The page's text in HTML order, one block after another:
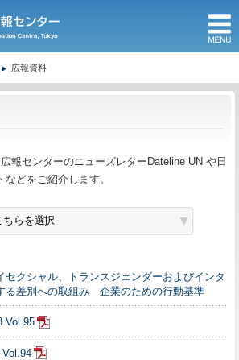
広報資料
報センターのニューズレターDateline UN や日
どをご紹介します。
セクシャル、トランスジェンダーおよびインタ
る差別への取組み 企業のための行動基準
Vol.95